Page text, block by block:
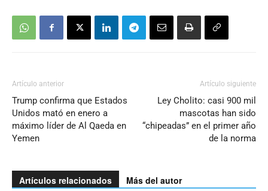
Artículo anterior
Trump confirma que Estados
Unidos mató en enero a
máximo líder de Al Qaeda en
Yemen
Artículo siguiente
Ley Cholito: casi 900 mil
mascotas han sido
“chipeadas” en el primer año
de la norma
Artículos relacionados Más del autor